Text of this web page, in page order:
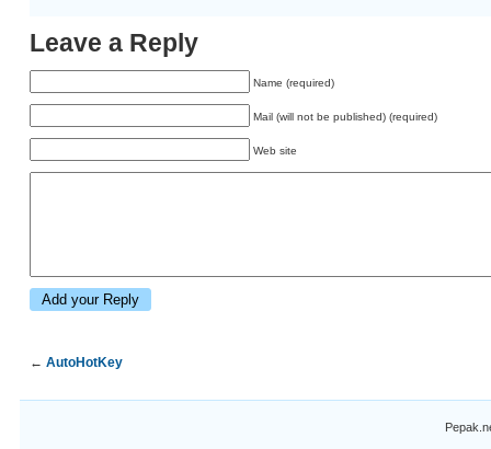
Leave a Reply
Name (required)
Mail (will not be published) (required)
Web site
← AutoHotKey